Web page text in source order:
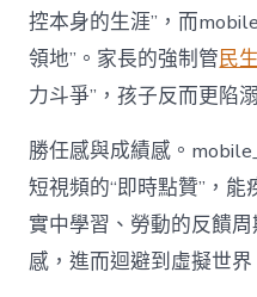
控本身的生涯”，而
領地”。家長的強制管民
力斗爭”，孩子反而更陷
勝任感與成績感。
短視頻的“即時點贊”，
實中學習、勞動的反饋
感，進而迴避到虛擬世界